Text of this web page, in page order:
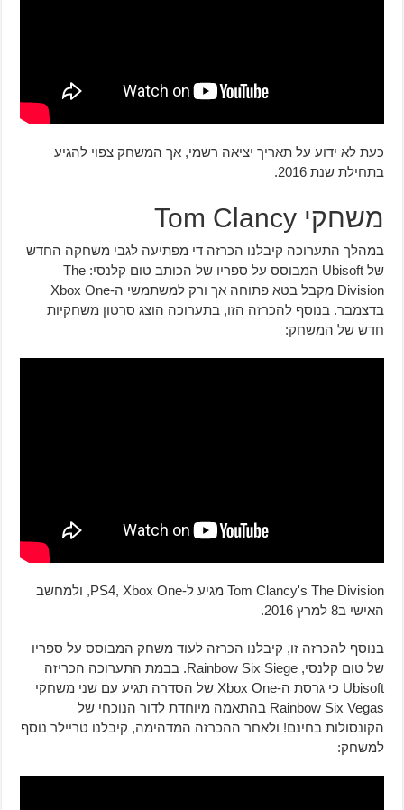
כעת לא ידוע על תאריך יציאה רשמי, אך המשחק צפוי להגיע
בתחילת שנת 2016.
משחקי Tom Clancy
במהלך התערוכה קיבלנו הכרזה די מפתיעה לגבי משחקה החדש
של Ubisoft המבוסס על ספריו של הכותב טום קלנסי: The
Division מקבל בטא פתוחה אך ורק למשתמשי ה-Xbox One
בדצמבר. בנוסף להכרזה הזו, בתערוכה הוצג סרטון משחקיות
חדש של המשחק:
Tom Clancy's The Division מגיע ל-PS4, Xbox One, ולמחשב
האישי ב8 למרץ 2016.
בנוסף להכרזה זו, קיבלנו הכרזה לעוד משחק המבוסס על ספריו
של טום קלנסי, Rainbow Six Siege. בבמת התערוכה הכריזה
Ubisoft כי גרסת ה-Xbox One של הסדרה תגיע עם שני משחקי
Rainbow Six Vegas בהתאמה מיוחדת לדור הנוכחי של
הקונסולות בחינם! ולאחר ההכרזה המדהימה, קיבלנו טריילר נוסף
למשחק: